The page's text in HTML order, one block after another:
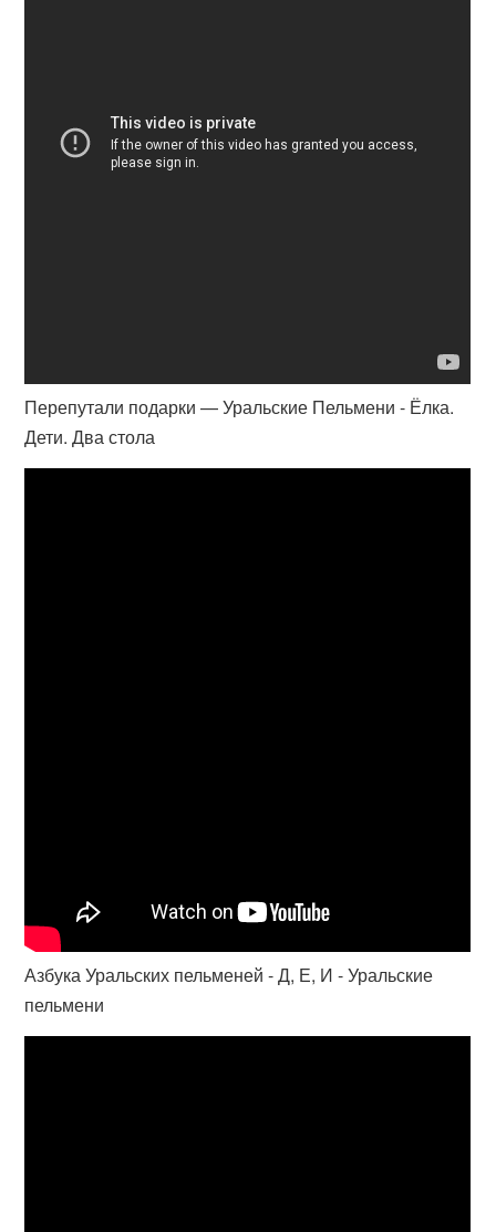
Перепутали подарки — Уральские Пельмени - Ёлка.
Дети. Два стола
Азбука Уральских пельменей - Д, Е, И - Уральские
пельмени